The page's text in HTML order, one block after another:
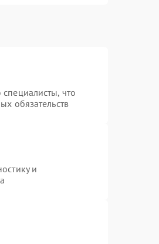
что
обязательств
и